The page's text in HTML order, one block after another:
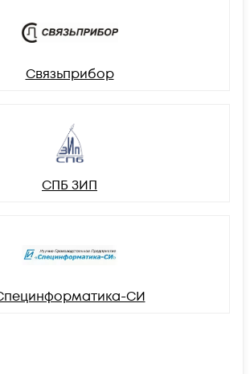
Связьприбор
СПБ ЗИП
СИ